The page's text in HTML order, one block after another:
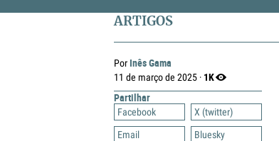
ARTIGOS
Por Inês Gama
11 de março de 2025 · 1K
Partilhar
Facebook
X (twitter)
Email
Bluesky